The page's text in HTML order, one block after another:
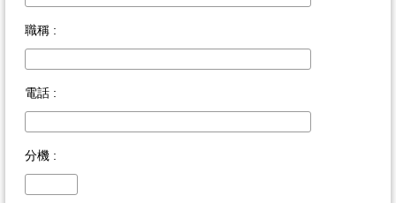
職稱 :
電話 :
分機 :